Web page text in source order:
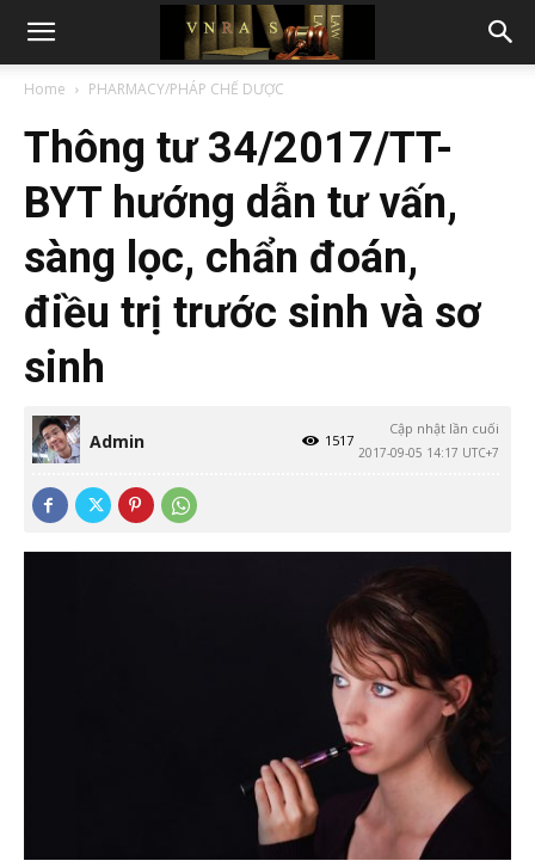
Home PHARMACY/PHÁP CHẾ DƯỢC
Thông tư 34/2017/TT-
BYT hướng dẫn tư vấn,
sàng lọc, chẩn đoán,
điều trị trước sinh và sơ
sinh
Admin
Cập nhật lần cuối
2017-09-05 14:17 UTC+7
1517